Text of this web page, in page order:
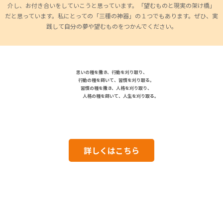
介し、お付き合いをしていこうと思っています。「望むものと現実の架け橋」
だと思っています。私にとっての「三種の神器」の１つでもあります。ぜひ、実
践して自分の夢や望むものをつかんでください。
思いの種を撒き、行動を刈り取り、
行動の種を蒔いて、習慣を刈り取る。
習慣の種を撒き、人格を刈り取り、
人格の種を蒔いて、人生を刈り取る。
詳しくはこちら